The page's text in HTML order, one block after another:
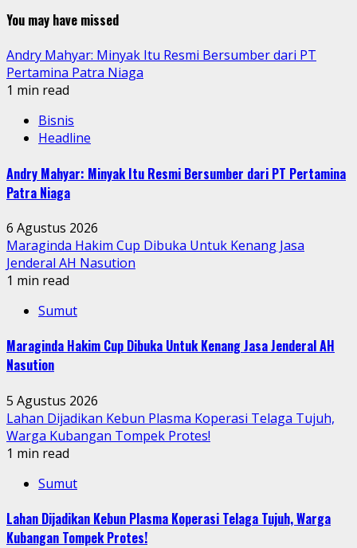
You may have missed
Andry Mahyar: Minyak Itu Resmi Bersumber dari PT
Pertamina Patra Niaga
1 min read
Bisnis
Headline
Andry Mahyar: Minyak Itu Resmi Bersumber dari PT Pertamina
Patra Niaga
6 Agustus 2026
Maraginda Hakim Cup Dibuka Untuk Kenang Jasa
Jenderal AH Nasution
1 min read
Sumut
Maraginda Hakim Cup Dibuka Untuk Kenang Jasa Jenderal AH
Nasution
5 Agustus 2026
Lahan Dijadikan Kebun Plasma Koperasi Telaga Tujuh,
Warga Kubangan Tompek Protes!
1 min read
Sumut
Lahan Dijadikan Kebun Plasma Koperasi Telaga Tujuh, Warga
Kubangan Tompek Protes!